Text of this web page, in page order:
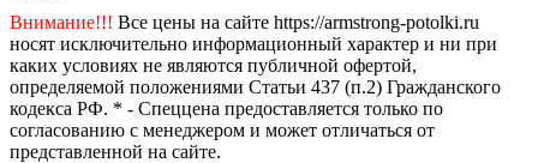
Внимание!!! Все цены на сайте https://armstrong-potolki.ru
носят исключительно информационный характер и ни при
каких условиях не являются публичной офертой,
определяемой положениями Статьи 437 (п.2) Гражданского
кодекса РФ. * - Спеццена предоставляется только по
согласованию с менеджером и может отличаться от
представленной на сайте.